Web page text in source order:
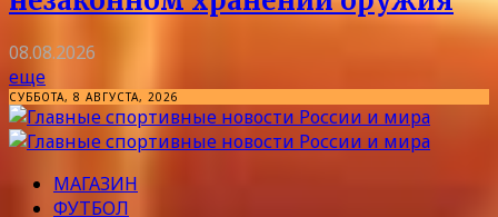
08.08.2026
еще
СУББОТА, 8 АВГУСТА, 2026
МАГАЗИН
ФУТБОЛ